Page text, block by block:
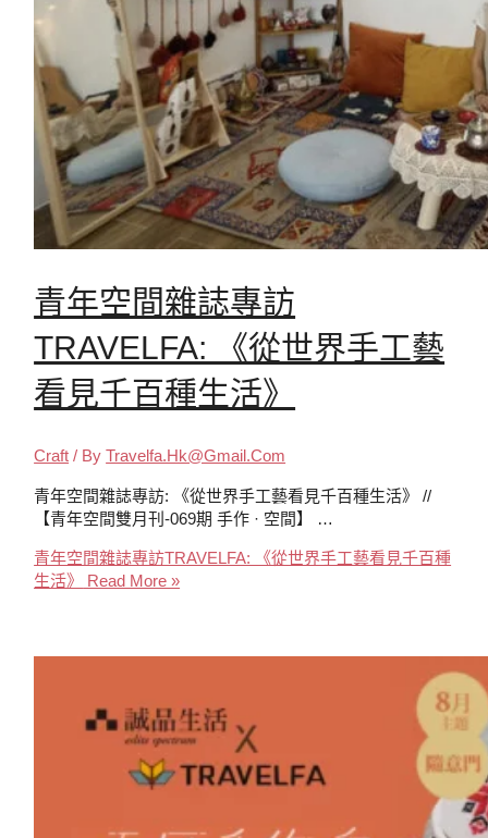
青年空間雜誌專訪
TRAVELFA: 《從世界手工藝
看見千百種生活》
Craft / ByTravelfa.hk@gmail.com
青年空間雜誌專訪: 《從世界手工藝看見千百種生活》 //
【青年空間雙月刊-069期 手作 · 空間】 …
青年空間雜誌專訪TRAVELFA: 《從世界手工藝看見千百種
生活》
Read More »